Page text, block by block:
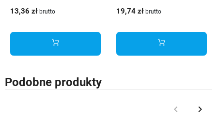
13,36 zł brutto 19,74 zł brutto
Podobne produkty
Poprzedni
keyboard_arrow_left keyboard_arrow_right